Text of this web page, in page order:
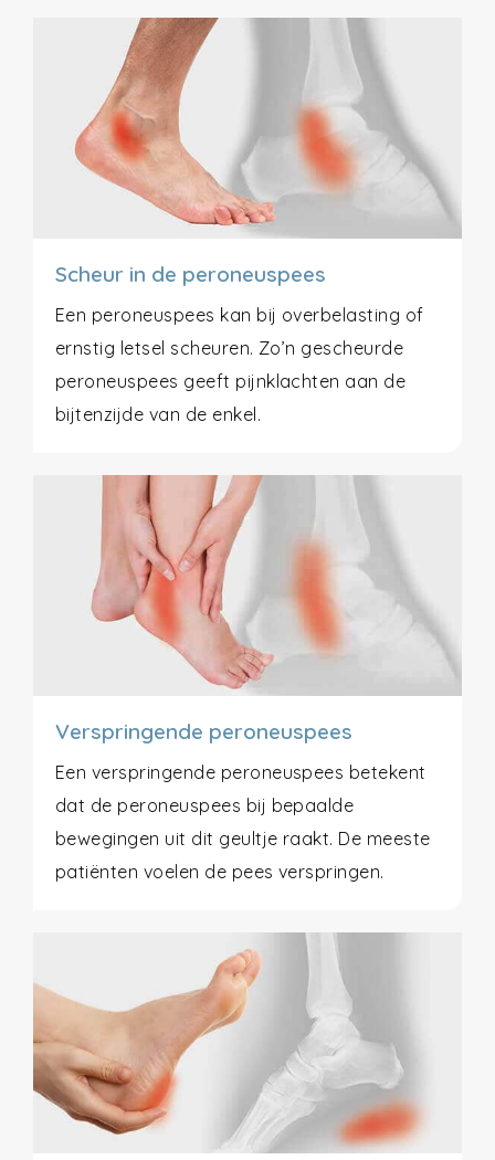
Scheur in de peroneuspees
Een peroneuspees kan bij overbelasting of
ernstig letsel scheuren. Zo’n gescheurde
peroneuspees geeft pijnklachten aan de
bijtenzijde van de enkel.
Verspringende peroneuspees
Een verspringende peroneuspees betekent
dat de peroneuspees bij bepaalde
bewegingen uit dit geultje raakt. De meeste
patiënten voelen de pees verspringen.